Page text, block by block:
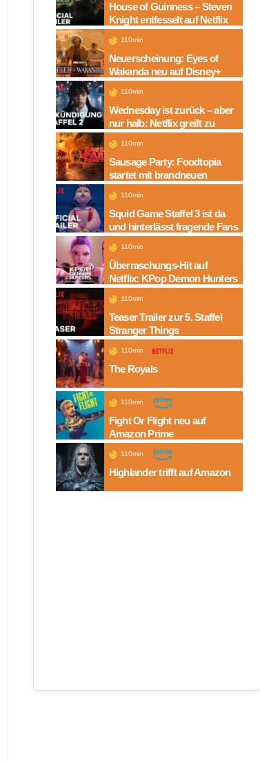
House of Guinness – Steven
Knight entfesselt auf Netflix
die dunkle Seite einer
Legende
110min
Neuerscheinung: Eyes of
Wakanda neu auf Disney+
110min
Wednesday ist zurück – aber
nur halb: Netflix greift zu
neuem Serien-Trick
110min
Sausage Party: Foodtopia
startet mit brandneuen
Folgen auf Amazon
110min
Squid Game Staffel 3 ist da
und hinterlässt fragende Fans
110min
Überraschungs-Hit auf
Netflix: KPop Demon Hunters
110min
Teaser Trailer zur 5. Staffel
Stranger Things
110min
The Royals
110min
Fight Or Flight neu auf
Amazon Prime
110min
Highlander trifft auf Amazon